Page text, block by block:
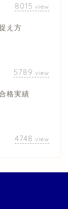
8015 view
え方
5789 view
格実績
4748 view